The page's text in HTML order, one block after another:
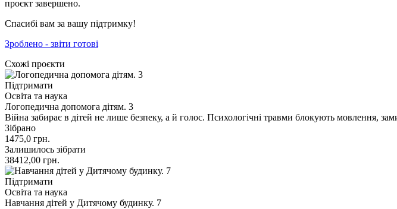
проєкт завершено.
Спасибі вам за вашу підтримку!
Зроблено - звіти готові
Схожі проєкти
Підтримати
Освіта та наука
Логопедична допомога дітям. 3
Війна забирає в дітей не лише безпеку, а й голос. Психологічні травми блокують мовлення,
Зібрано
1475,0 грн.
Залишилось зібрати
38412,00 грн.
Підтримати
Освіта та наука
Навчання дітей у Дитячому будинку. 7